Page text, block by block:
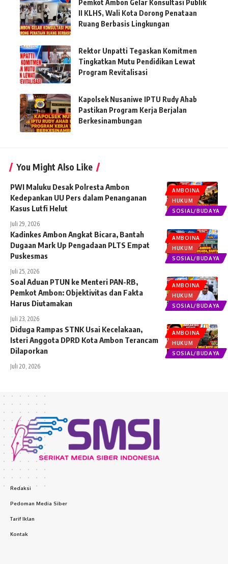
Pemkot Ambon Gelar Konsultasi Publik
II KLHS, Wali Kota Dorong Penataan
Ruang Berbasis Lingkungan
Rektor Unpatti Tegaskan Komitmen
Tingkatkan Mutu Pendidikan Lewat
Program Revitalisasi
Kapolsek Nusaniwe IPTU Rudy Ahab
Pastikan Program Kerja Berjalan
Berkesinambungan
You Might Also Like
AMBOINA
HUKUM
SOSIAL/BUDAYA
PWI Maluku Desak Polresta Ambon
Kedepankan UU Pers dalam Penanganan
Kasus Lutfi Helut
Juli 29, 2026
AMBOINA
HUKUM
SOSIAL/BUDAYA
Kadinkes Ambon Angkat Bicara, Bantah
Dugaan Mark Up Pengadaan PLTS Empat
Puskesmas
Juli 25, 2026
AMBOINA
HUKUM
SOSIAL/BUDAYA
Soal Aduan PTUN ke Menteri PAN-RB,
Pemkot Ambon: Objektivitas dan Fakta
Harus Diutamakan
Juli 23, 2026
AMBOINA
HUKUM
SOSIAL/BUDAYA
Diduga Rampas STNK Usai Kecelakaan,
Isteri Anggota DPRD Kota Ambon Terancam
Dilaporkan
Juli 20, 2026
Redaksi
Pedoman Media Siber
Tarif Iklan
Kontak